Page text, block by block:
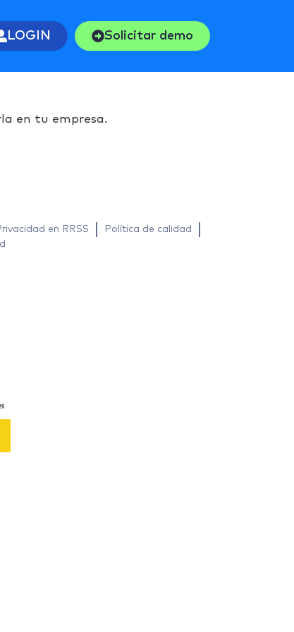
LOGIN Solicitar demo
en tu empresa.
en RRSS
Política de calidad